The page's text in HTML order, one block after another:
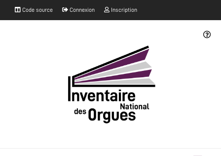
Code source Connexion Inscription